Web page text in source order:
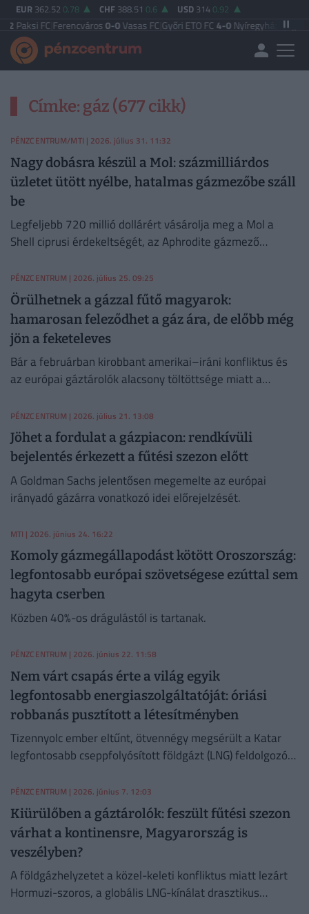
EUR 362.52 0.78 CHF 388.51 0.6 USD 314 0.92
Paksi FC| Ferencváros0-0Vasas FC| Győri ETO FC 4-0Nyíregyháza Újpest
Címke: gáz (677 cikk)
PÉNZCENTRUM/MTI | 2026. július 31. 11:32
Nagy dobásra készül a Mol: százmilliárdos
üzletet ütött nyélbe, hatalmas gázmezőbe száll
be
Legfeljebb 720 millió dollárért vásárolja meg a Mol a
Shell ciprusi érdekeltségét, az Aphrodite gázmező
PÉNZCENTRUM | 2026. július 25. 09:25
Örülhetnek a gázzal fűtő magyarok:
hamarosan feleződhet a gáz ára, de előbb még
jön a feketeleves
Bár a februárban kirobbant amerikai–iráni konfliktus és
az európai gáztárolók alacsony töltöttsége miatt a
fizikai hiánytól idén sem kell tartani.
PÉNZCENTRUM | 2026. július 21. 13:08
Jöhet a fordulat a gázpiacon: rendkívüli
bejelentés érkezett a fűtési szezon előtt
A Goldman Sachs jelentősen megemelte az európai
irányadó gázárra vonatkozó idei előrejelzését.
MTI | 2026. június 24. 16:22
Komoly gázmegállapodást kötött Oroszország:
legfontosabb európai szövetségese ezúttal sem
hagyta cserben
Közben 40%-os drágulástól is tartanak.
PÉNZCENTRUM | 2026. június 22. 11:58
Nem várt csapás érte a világ egyik
legfontosabb energiaszolgáltatóját: óriási
robbanás pusztított a létesítményben
Tizennyolc ember eltűnt, ötvennégy megsérült a Katar
legfontosabb cseppfolyósított földgázt (LNG) feldolgozó
PÉNZCENTRUM | 2026. június 7. 12:03
Kiürülőben a gáztárolók: feszült fűtési szezon
várhat a kontinensre, Magyarország is
veszélyben?
A földgázhelyzetet a közel-keleti konfliktus miatt lezárt
Hormuzi-szoros, a globális LNG-kínálat drasztikus